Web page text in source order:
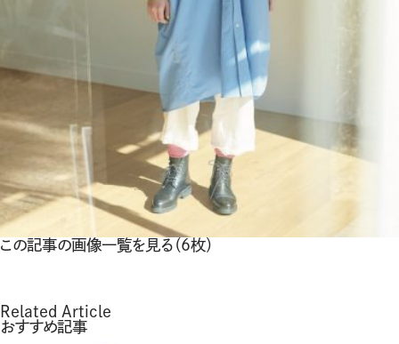
この記事の画像一覧を見る（6枚）
Related Article
おすすめ記事